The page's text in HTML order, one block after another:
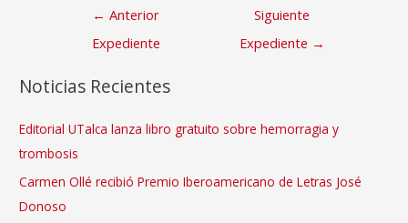
Navegación
← Anterior
Expediente
Siguiente
Expediente →
Noticias Recientes
Editorial UTalca lanza libro gratuito sobre hemorragia y
trombosis
Carmen Ollé recibió Premio Iberoamericano de Letras José
Donoso